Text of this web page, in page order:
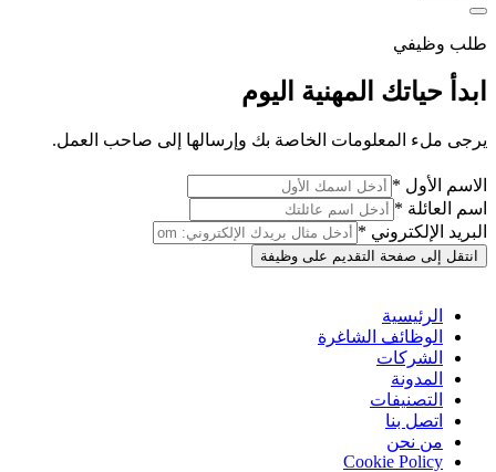
طلب وظيفي
ابدأ حياتك المهنية اليوم
يرجى ملء المعلومات الخاصة بك وإرسالها إلى صاحب العمل.
الاسم الأول *
اسم العائلة *
البريد الإلكتروني *
انتقل إلى صفحة التقديم على وظيفة
الرئيسية
الوظائف الشاغرة
الشركات
المدونة
التصنيفات
اتصل بنا
من نحن
Cookie Policy